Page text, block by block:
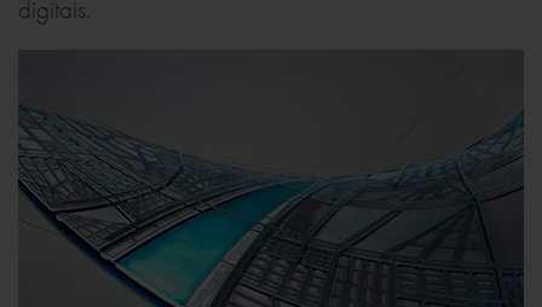
digitais.